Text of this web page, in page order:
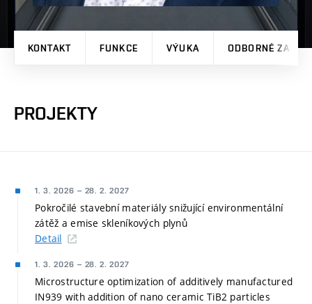
KONTAKT FUNKCE VÝUKA ODBORNÉ
PROJEKTY
1. 3. 2026 – 28. 2. 2027
Pokročilé stavební materiály snižující environmentální
zátěž a emise skleníkových plynů
Detail
1. 3. 2026 – 28. 2. 2027
Microstructure optimization of additively manufactured
IN939 with addition of nano ceramic TiB2 particles